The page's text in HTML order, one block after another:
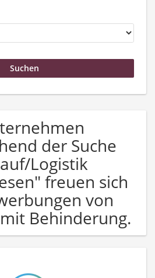
der Suche
Logistik
freuen sich
von
Behinderung.